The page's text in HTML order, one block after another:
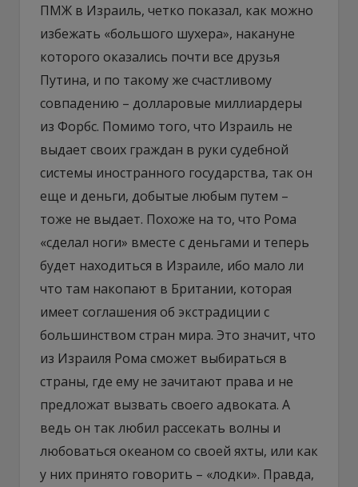
ПМЖ в Израиль, четко показал, как можно
избежать «большого шухера», накануне
которого оказались почти все друзья
Путина, и по такому же счастливому
совпадению – долларовые миллиардеры
из Форбс. Помимо того, что Израиль не
выдает своих граждан в руки судебной
системы иностранного государства, так он
еще и деньги, добытые любым путем –
тоже не выдает. Похоже на то, что Рома
«сделал ноги» вместе с деньгами и теперь
будет находиться в Израиле, ибо мало ли
что там накопают в Британии, которая
имеет соглашения об экстрадиции с
большинством стран мира. Это значит, что
из Израиля Рома сможет выбираться в
страны, где ему не зачитают права и не
предложат вызвать своего адвоката. А
ведь он так любил рассекать волны и
любоваться океаном со своей яхты, или как
у них принято говорить – «лодки». Правда,